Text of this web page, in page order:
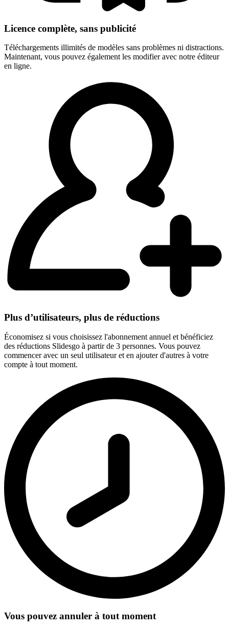
Licence complète, sans publicité
Téléchargements illimités de modèles sans problèmes ni distractions.
Maintenant, vous pouvez également les modifier avec notre éditeur
en ligne.
Plus d’utilisateurs, plus de réductions
Économisez si vous choisissez l'abonnement annuel et bénéficiez
des réductions Slidesgo à partir de 3 personnes. Vous pouvez
commencer avec un seul utilisateur et en ajouter d'autres à votre
compte à tout moment.
Vous pouvez annuler à tout moment